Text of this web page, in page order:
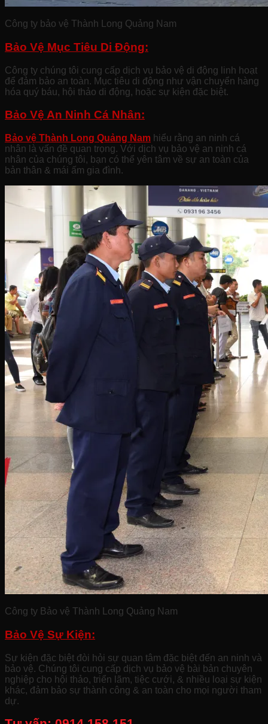
Công ty bảo vệ Thành Long Quảng Nam
Bảo Vệ Mục Tiêu Di Động:
Công ty chúng tôi cung cấp dịch vụ bảo vệ di động linh hoạt
để đảm bảo an toàn. Mục tiêu di động như vận chuyển hàng
hóa quý báu, hội thảo di động, hoặc sự kiện đặc biệt.
Bảo Vệ An Ninh Cá Nhân:
Bảo vệ Thành Long Quảng Nam hiểu rằng an ninh cá
nhân là vấn đề quan trọng. Với dịch vụ bảo vệ an ninh cá
nhân của chúng tôi, bạn có thể yên tâm về sự an toàn của
bản thân & mái ấm gia đình.
Công ty Bảo vệ Thành Long Quảng Nam
Bảo Vệ Sự Kiện:
Sự kiện đặc biệt đòi hỏi sự quan tâm đặc biệt đến an ninh và
bảo vệ. Chúng tôi cung cấp dịch vụ bảo vệ bài bản chuyên
nghiệp cho hội thảo, triển lãm, tiệc cưới, & nhiều loại sự kiện
khác, đảm bảo sự thành công & an toàn cho mọi người tham
dự.